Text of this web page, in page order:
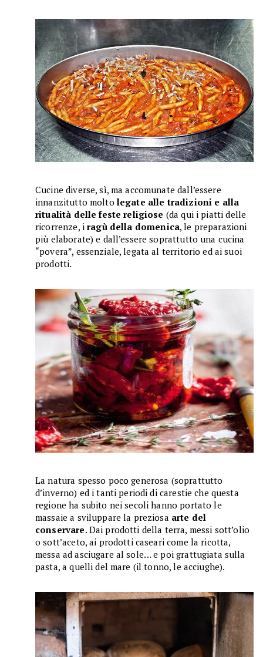
Cucine diverse, sì, ma accomunate dall’essere
innanzitutto molto legate alle tradizioni e alla
ritualità delle feste religiose (da qui i piatti delle
ricorrenze, iragù della domenica, le preparazioni
più elaborate) e dall’essere soprattutto una cucina
“povera”, essenziale, legata al territorio ed ai suoi
prodotti.
La natura spesso poco generosa (soprattutto
d’inverno) ed i tanti periodi di carestie che questa
regione ha subito nei secoli hanno portato le
massaie a sviluppare la preziosa arte del
conservare. Dai prodotti della terra, messi sott’olio
o sott’aceto, ai prodotti caseari come la ricotta,
messa ad asciugare al sole… e poi grattugiata sulla
pasta, a quelli del mare (il tonno, le acciughe).